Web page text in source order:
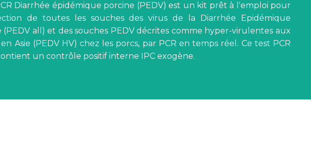
Diarrhée épidémique porcine (PEDV) est un kit prêt à l'emploi pour
de toutes les souches des virus de la Diarrhée Epidémique
(PEDV all) et des souches PEDV décrites comme hyper-virulentes aux
Asie (PEDV HV) chez les porcs, par PCR en temps réel. Ce test PCR
un contrôle positif interne IPC exogène.